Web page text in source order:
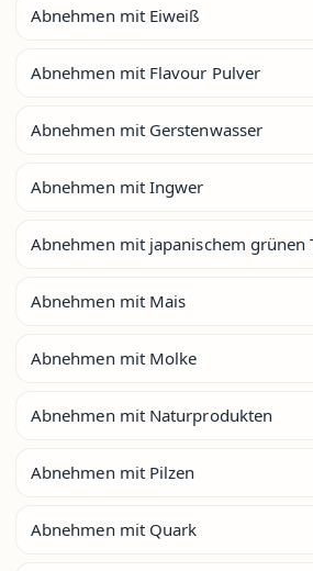
Abnehmen mit Eiweiß
Abnehmen mit Flavour Pulver
Abnehmen mit Gerstenwasser
Abnehmen mit Ingwer
Abnehmen mit japanischem grünen
Abnehmen mit Mais
Abnehmen mit Molke
Abnehmen mit Naturprodukten
Abnehmen mit Pilzen
Abnehmen mit Quark